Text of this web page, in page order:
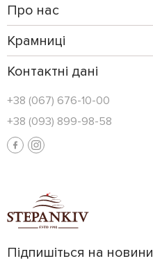
Про нас
Крамниці
Контактні дані
+38 (067) 676-10-00
+38 (093) 899-98-58
Підпишіться на новини